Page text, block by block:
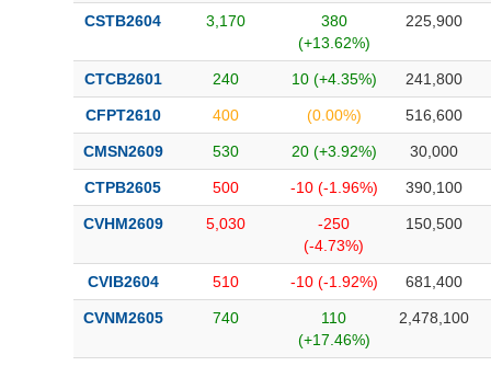
CSTB2604 3,170
380
(+13.62%)
225,900
CTCB2601 240 10 (+4.35%) 241,800
CFPT2610 400 (0.00%) 516,600
CMSN2609 530 20 (+3.92%) 30,000
CTPB2605 500 -10 (-1.96%) 390,100
CVHM2609 5,030
-250
(-4.73%)
150,500
CVIB2604 510 -10 (-1.92%) 681,400
CVNM2605 740
110
(+17.46%)
2,478,100